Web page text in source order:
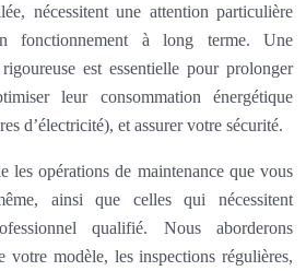
nécessitent une attention particulière
fonctionnement à long terme. Une
est essentielle pour prolonger
leur consommation énergétique
d’électricité), et assurer votre sécurité.
les opérations de maintenance que vous
ainsi que celles qui nécessitent
qualifié. Nous aborderons
votre modèle, les inspections régulières,